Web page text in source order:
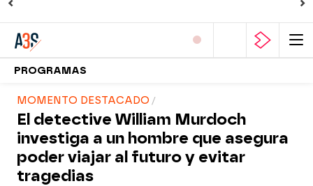
PROGRAMAS
MOMENTO DESTACADO
El detective William Murdoch
investiga a un hombre que asegura
poder viajar al futuro y evitar
tragedias